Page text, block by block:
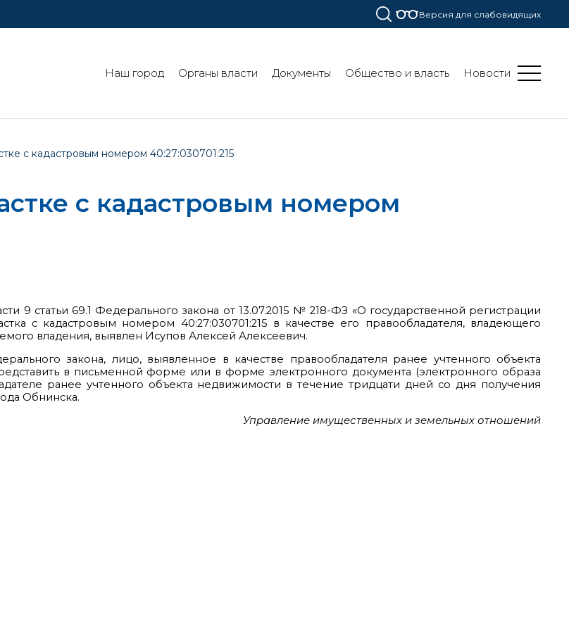
Версия для слабовидящих
Наш город Органы власти Документы Общество и власть Новости
с кадастровым номером 40:27:030701:215
с кадастровым номером
9 статьи 69.1 Федерального закона от 13.07.2015 № 218-ФЗ «О государственной регистрации
с кадастровым номером 40:27:030701:215 в качестве его правообладателя, владеющего
владения, выявлен Исупов Алексей Алексеевич.
закона, лицо, выявленное в качестве правообладателя ранее учтенного объекта
в письменной форме или в форме электронного документа (электронного образа
ранее учтенного объекта недвижимости в течение тридцати дней со дня получения
Обнинска.
Управление имущественных и земельных отношений